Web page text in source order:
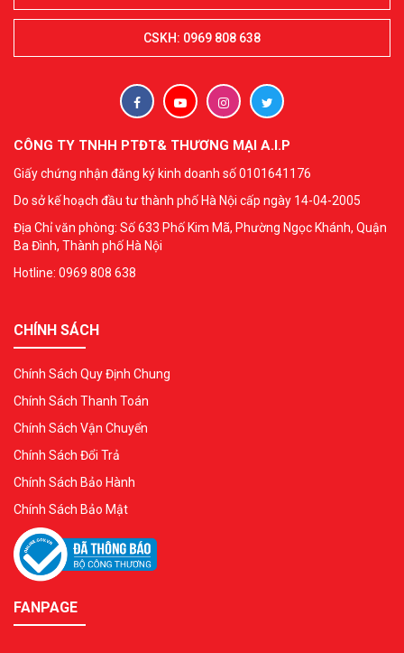
CSKH: 0969 808 638
CÔNG TY TNHH PTĐT& THƯƠNG MẠI A.I.P
Giấy chứng nhận đăng ký kinh doanh số 0101641176
Do sở kế hoạch đầu tư thành phố Hà Nội cấp ngày 14-04-2005
Địa Chỉ văn phòng: Số 633 Phố Kim Mã, Phường Ngọc Khánh, Quận
Ba Đình, Thành phố Hà Nội
Hotline: 0969 808 638
CHÍNH SÁCH
Chính Sách Quy Định Chung
Chính Sách Thanh Toán
Chính Sách Vận Chuyển
Chính Sách Đổi Trả
Chính Sách Bảo Hành
Chính Sách Bảo Mật
FANPAGE